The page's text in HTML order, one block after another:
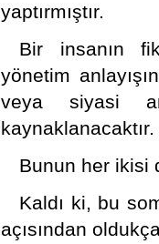
yaptırmıştır.
Bir insanın
yönetim
veya siyasi
kaynaklanacaktır.
Bunun her ikisi
Kaldı ki, bu
açısından